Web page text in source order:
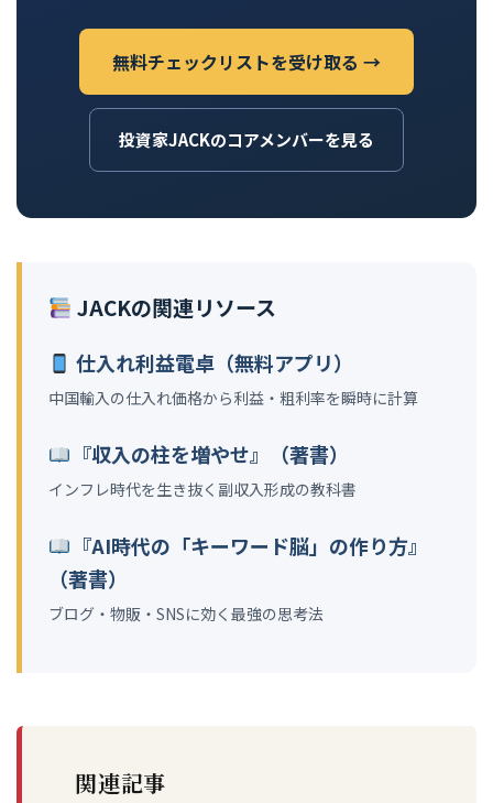
無料チェックリストを受け取る →
投資家JACKのコアメンバーを見る
JACKの関連リソース
仕入れ利益電卓（無料アプリ）
中国輸入の仕入れ価格から利益・粗利率を瞬時に計算
『収入の柱を増やせ』（著書）
インフレ時代を生き抜く副収入形成の教科書
『AI時代の「キーワード脳」の作り方』
（著書）
ブログ・物販・SNSに効く最強の思考法
関連記事